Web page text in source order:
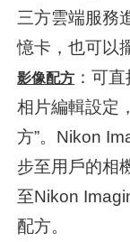
三方雲端服務
憶卡，也可以
影像配方 ：可
相片編輯設定
方”。Nikon
步至用戶的相
至Nikon
配方。